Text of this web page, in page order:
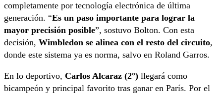
completamente por tecnología electrónica de última
generación. “Es un paso importante para lograr la
mayor precisión posible”, sostuvo Bolton. Con esta
decisión, Wimbledon se alinea con el resto del circuito,
donde este sistema ya es norma, salvo en Roland Garros.
En lo deportivo, Carlos Alcaraz (2°) llegará como
bicampeón y principal favorito tras ganar en París. Por el